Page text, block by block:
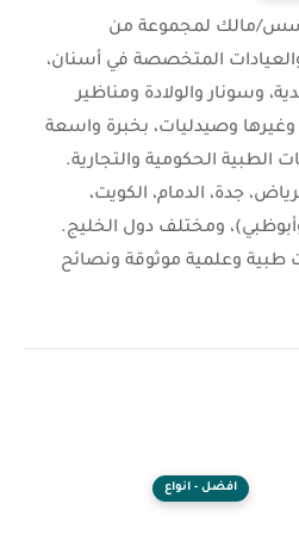
مالك لمجموعة من
المتخصصة في أسنان،
وسونار والولادة ومناظير
وصيدليات، بخبرة واسعة
الطبية الحكومية والتجارية.
جدة، الدمام، الكويت،
ومختلف دول الخليج.
طبية وعلمية موثوقة ونصائح
افضل - انواع